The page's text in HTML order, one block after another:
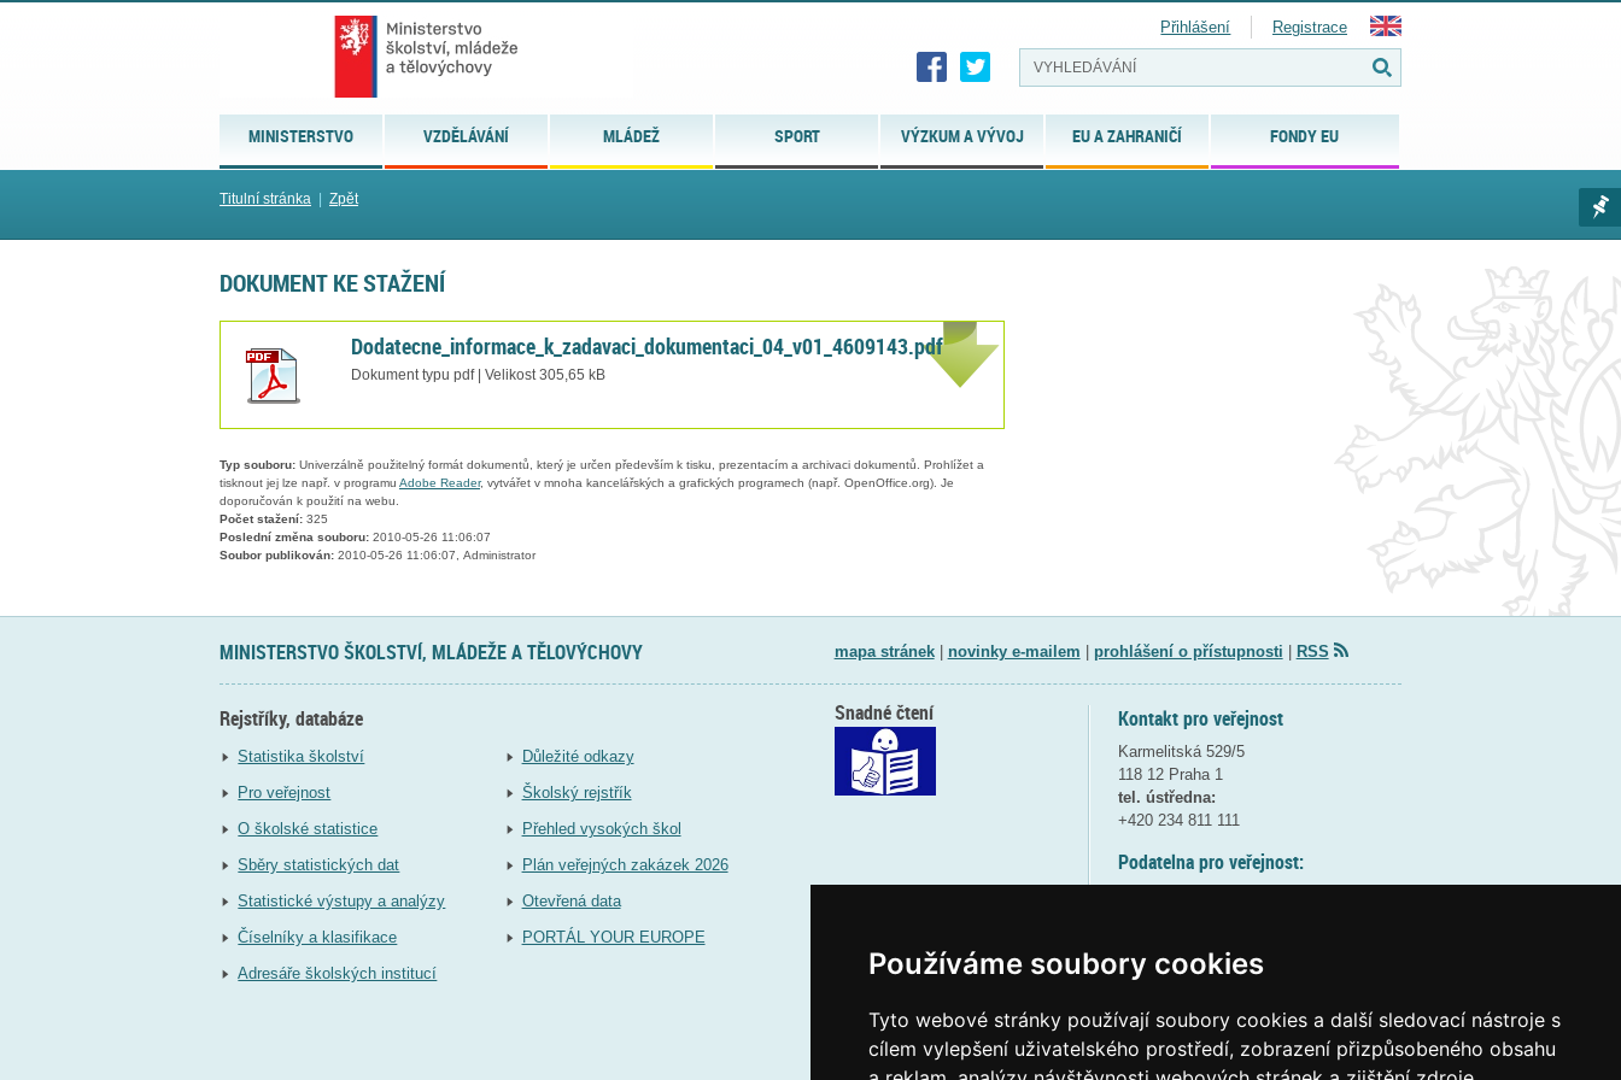
Používáme soubory cookies
Tyto webové stránky používají soubory cookies a další sledovací nástroje s
cílem vylepšení uživatelského prostředí, zobrazení přizpůsobeného obsahu
MINISTERSTVO VZDĚLÁVÁNÍ MLÁDEŽ SPORT VÝZKUM A VÝVOJ EU A ZAHRANIČÍ FONDY EU
Přihlášení Registrace
Titulní stránka Zpět
DOKUMENT KE STAŽENÍ
Dodatecne_informace_k_zadavaci_dokumentaci_04_v01_4609143.pdf
Dokument typu pdf | Velikost 305,65 kB
Typ souboru: Univerzálně použitelný formát dokumentů, který je určen především k tisku, prezentacím a archivaci dokumentů. Prohlížet a
tisknout jej lze např. v programu Adobe Reader, vytvářet v mnoha kancelářských a grafických programech (např. OpenOffice.org). Je
doporučován k použití na webu.
Počet stažení: 325
Poslední změna souboru: 2010-05-26 11:06:07
Soubor publikován: 2010-05-26 11:06:07, Administrator
MINISTERSTVO ŠKOLSTVÍ, MLÁDEŽE A TĚLOVÝCHOVY mapa stránek| novinky e-mailem prohlášení o přístupnosti RSS
Rejstříky, databáze
Statistika školství
Pro veřejnost
O školské statistice
Sběry statistických dat
Statistické výstupy a analýzy
Číselníky a klasifikace
Adresáře školských institucí
Důležité odkazy
Školský rejstřík
Přehled vysokých škol
Plán veřejných zakázek 2026
Otevřená data
PORTÁL YOUR EUROPE
Kontakt pro veřejnost
Karmelitská 529/5
118 12 Praha 1
tel. ústředna:
+420 234 811 111
Podatelna pro veřejnost:
(více informací
Elektronická podatelna:
Snadné čtení